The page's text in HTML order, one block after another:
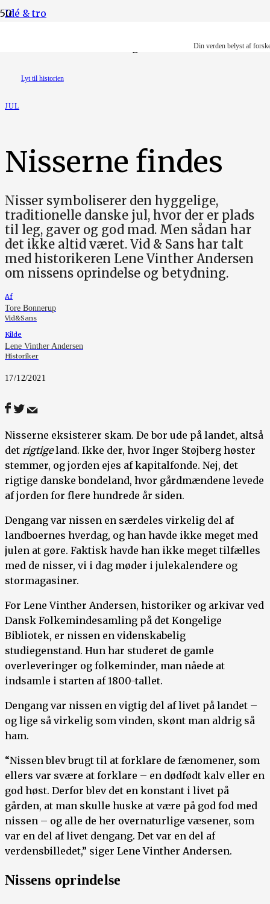
Din verden belyst af
Idé & tro
Lyt til historien
JUL
Nisserne findes
Nisser symboliserer den hyggelige,
traditionelle danske jul, hvor der er plads
til leg, gaver og god mad. Men sådan har
det ikke altid været. Vid & Sans har talt
med historikeren Lene Vinther Andersen
om nissens oprindelse og betydning.
Af
Tore Bonnerup
Vid&Sans
Kilde
Lene Vinther Andersen
Historiker
17/12/2021
Nisserne eksisterer skam. De bor ude på landet, altså
det rigtigeland. Ikke der, hvor Inger Støjberg høster
stemmer, og jorden ejes af kapitalfonde. Nej, det
rigtige danske bondeland, hvor gårdmændene levede
af jorden for flere hundrede år siden.
Dengang var nissen en særdeles virkelig del af
landboernes hverdag, og han havde ikke meget med
julen at gøre. Faktisk havde han ikke meget tilfælles
med de nisser, vi i dag møder i julekalendere og
stormagasiner.
For Lene Vinther Andersen, historiker og arkivar ved
Dansk Folkemindesamling på det Kongelige
Bibliotek, er nissen en videnskabelig
studiegenstand. Hun har studeret de gamle
overleveringer og folkeminder, man nåede at
indsamle i starten af 1800-tallet.
Dengang var nissen en vigtig del af livet på landet –
og lige så virkelig som vinden, skønt man aldrig så
ham.
“Nissen blev brugt til at forklare de fænomener, som
ellers var svære at forklare – en dødfødt kalv eller en
god høst. Derfor blev det en konstant i livet på
gården, at man skulle huske at være på god fod med
nissen – og alle de her overnaturlige væsener, som
var en del af livet dengang. Det var en del af
verdensbilledet,” siger Lene Vinther Andersen.
Nissens oprindelse